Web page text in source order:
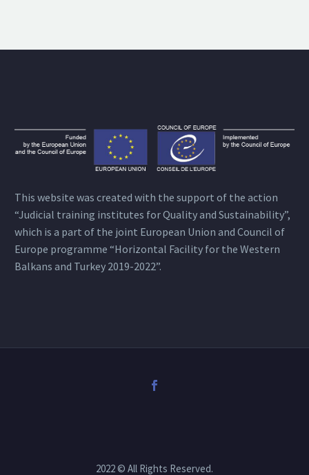
This website was created with the support of the action
“Judicial training institutes for Quality and Sustainability”,
which is a part of the joint European Union and Council of
Europe programme “Horizontal Facility for the Western
Balkans and Turkey 2019-2022”.
2022 © All Rights Reserved.